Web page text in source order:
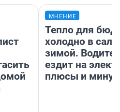
МНЕНИЕ
Тепло для
холодно в
зимой.
ездит на
плюсы и